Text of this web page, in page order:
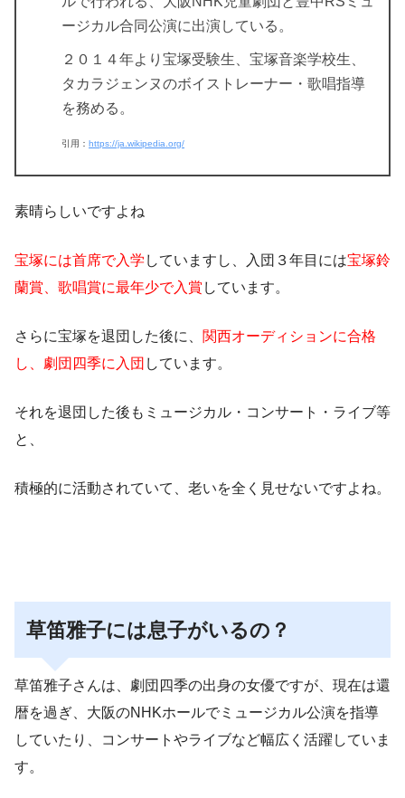
ージカル合同公演に出演している。
２０１４年より宝塚受験生、宝塚音楽学校生、
タカラジェンヌのボイストレーナー・歌唱指導
を務める。
引用： https://ja.wikipedia.org/
素晴らしいですよね
宝塚には首席で入学 していますし、入団３年目には宝塚鈴
蘭賞、歌唱賞に最年少で入賞 しています。
さらに宝塚を退団した後に、 関西オーディションに合格
し、劇団四季に入団 しています。
それを退団した後もミュージカル・コンサート・ライブ等
と、
積極的に活動されていて、老いを全く見せないですよね。
草笛雅子には息子がいるの？
草笛雅子さんは、劇団四季の出身の女優ですが、現在は還
暦を過ぎ、大阪のNHKホールでミュージカル公演を指導
していたり、コンサートやライブなど幅広く活躍していま
す。